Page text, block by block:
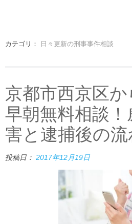
カテゴリ： 日々更新の刑事事件相談
京都市西京区
早朝無料相談
害と逮捕後の流
投稿日： 2017年12月19日